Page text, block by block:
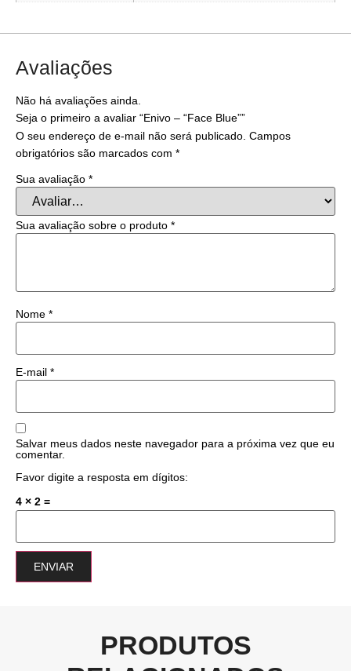
Avaliações
Não há avaliações ainda.
Seja o primeiro a avaliar “Enivo – “Face Blue””
O seu endereço de e-mail não será publicado. Campos
obrigatórios são marcados com *
Sua avaliação *
Sua avaliação sobre o produto *
Nome *
E-mail *
Salvar meus dados neste navegador para a próxima vez que eu
comentar.
Favor digite a resposta em dígitos:
4 × 2 =
PRODUTOS